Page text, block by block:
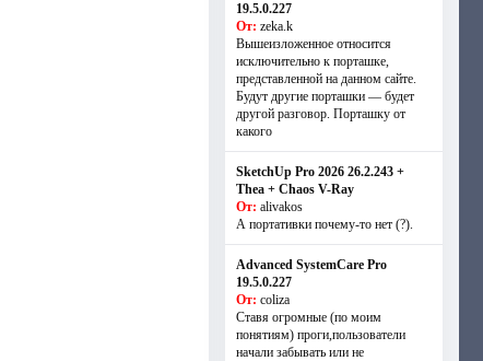
19.5.0.227
От: zeka.k
Вышеизложенное относится
исключительно к порташке,
представленной на данном сайте.
Будут другие порташки — будет
другой разговор. Порташку от
какого
SketchUp Pro 2026 26.2.243 +
Thea + Chaos V-Ray
От: alivakos
А портативки почему-то нет (?).
Advanced SystemCare Pro
19.5.0.227
От: coliza
Ставя огромные (по моим
понятиям) проги,пользователи
начали забывать или не